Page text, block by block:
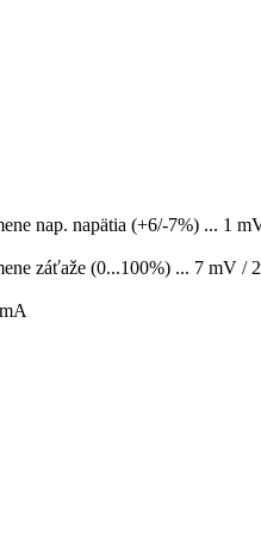
nap. napätia (+6/-7%) ... 1
záťaže (0...100%) ... 7 mV /